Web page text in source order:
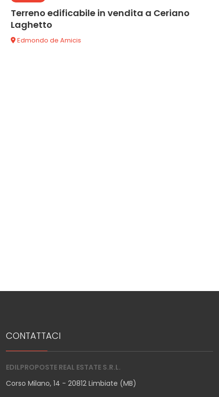
Terreno edificabile in vendita a Ceriano
Laghetto
Edmondo de Amicis
CONTATTACI
EDILPROPOSTE REAL ESTATE S.R.L.
Corso Milano, 14 - 20812 Limbiate (MB)
minime
Qualsiasi
Posto auto/Box
Balcone/Terrazzo